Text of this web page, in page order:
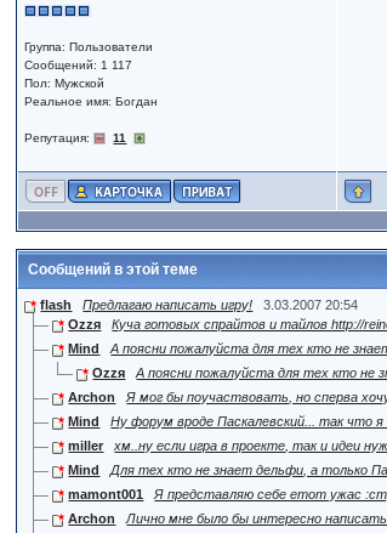
Группа: Пользователи
Сообщений: 1 117
Пол: Мужской
Реальное имя: Богдан
Репутация: 11
Сообщений в этой теме
flash Предлагаю написать игру!
3.03.2007 20:54
Ozzя
Куча готовых спрайтов и тайлов http://
Mind
А поясни пожалуйста для тех кто не
Ozzя
А поясни пожалуйста для тех кто не
Archon
Я мог бы поучаствовать, но сперва
Mind
Ну форум вроде Паскалевский... так что
miller
хм..ну если игра в проекте, так и идеи
Mind
Для тех кто не знает дельфи, а только
mamont001
Я представляю себе етот ужас
Archon
Лично мне было бы интересно